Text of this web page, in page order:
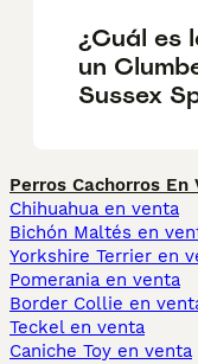
¿Cuál es
un
Sussex
Perros Cachorros En
Chihuahua en venta
Bichón Maltés en
Yorkshire Terrier en
Pomerania en venta
Border Collie en
Teckel en venta
Caniche Toy en venta